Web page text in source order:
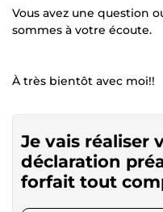
Vous avez une question
sommes à votre écoute.
À très bientôt avec moi!!
Je vais réaliser
déclaration
forfait tout